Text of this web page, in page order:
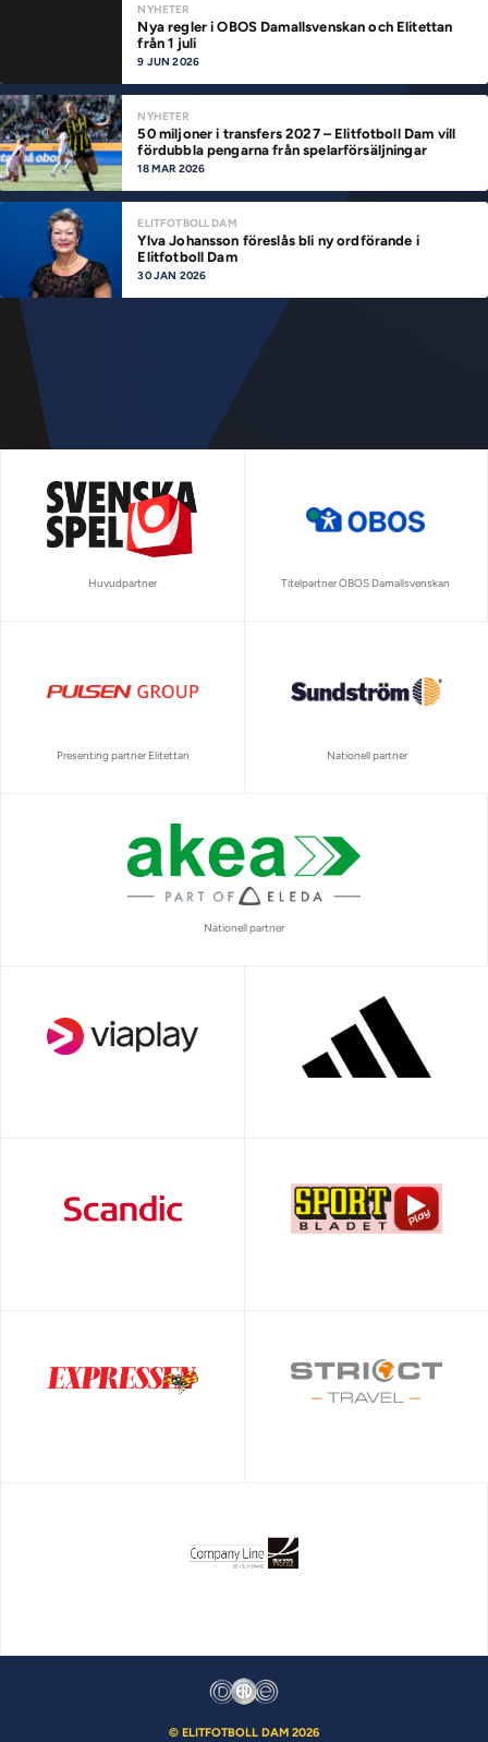
NYHETER
Nya regler i OBOS Damallsvenskan och Elitettan
från 1 juli
9 JUN 2026
NYHETER
50 miljoner i transfers 2027 – Elitfotboll Dam vill
fördubbla pengarna från spelarförsäljningar
18 MAR 2026
ELITFOTBOLL DAM
Ylva Johansson föreslås bli ny ordförande i
Elitfotboll Dam
30 JAN 2026
Huvudpartner Titelpartner OBOS Damallsvenskan
Presenting partner Elitettan Nationell partner
Nationell partner
© ELITFOTBOLL DAM 2026